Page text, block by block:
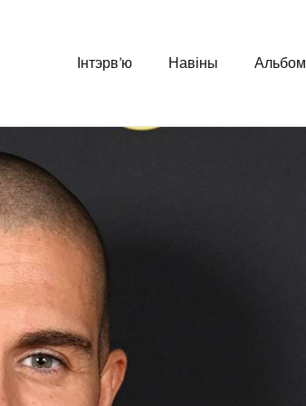
Інтэрв’ю Навіны Альбом